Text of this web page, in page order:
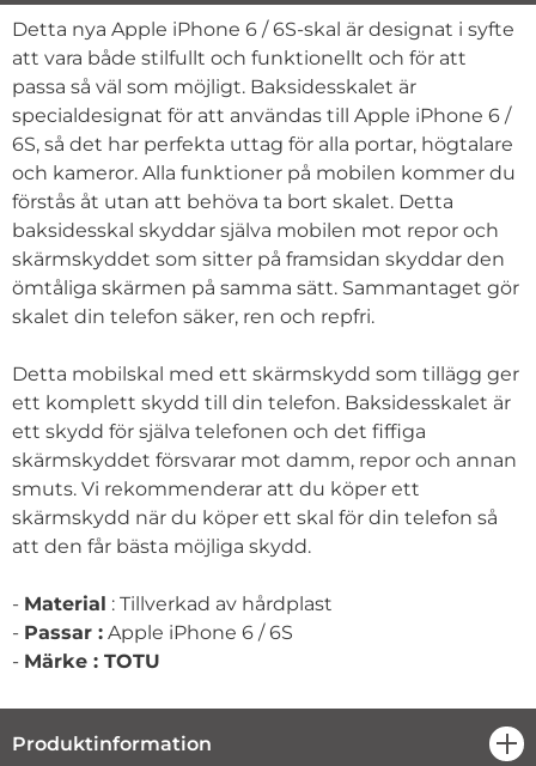
Produktbeskrivning
Detta nya Apple iPhone 6 / 6S-skal är designat i syfte
att vara både stilfullt och funktionellt och för att
passa så väl som möjligt. Baksidesskalet är
specialdesignat för att användas till Apple iPhone 6 /
6S, så det har perfekta uttag för alla portar, högtalare
och kameror. Alla funktioner på mobilen kommer du
förstås åt utan att behöva ta bort skalet. Detta
baksidesskal skyddar själva mobilen mot repor och
skärmskyddet som sitter på framsidan skyddar den
ömtåliga skärmen på samma sätt. Sammantaget gör
skalet din telefon säker, ren och repfri.
Detta mobilskal med ett skärmskydd som tillägg ger
ett komplett skydd till din telefon. Baksidesskalet är
ett skydd för själva telefonen och det fiffiga
skärmskyddet försvarar mot damm, repor och annan
smuts. Vi rekommenderar att du köper ett
skärmskydd när du köper ett skal för din telefon så
att den får bästa möjliga skydd.
- Material : Tillverkad av hårdplast
- Passar : Apple iPhone 6 / 6S
- Märke : TOTU
Produktinformation